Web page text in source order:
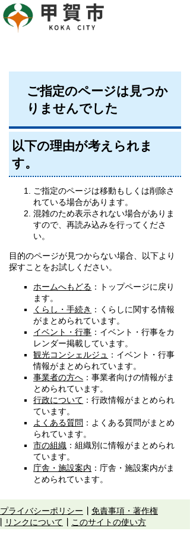
ご指定のページは見つか
りませんでした
以下の理由が考えられま
す。
ご指定のページは移動もしくは削除さ
れている場合があります。
混雑のため表示されない場合がありま
すので、再読み込みを行ってくださ
い。
目的のページが見つからない場合、以下より
探すことをお試しください。
ホームへもどる ：トップページに戻り
ます。
くらし・手続き ：くらしに関する情報
がまとめられています。
イベント・行事 ：イベント・行事をカ
レンダー掲載しています。
観光コンシェルジュ ：イベント・行事
情報がまとめられています。
事業者の方へ ：事業者向けの情報がま
とめられています。
行政について ：行政情報がまとめられ
ています。
よくある質問 ：よくある質問がまとめ
られています。
市の組織 ：組織別に情報がまとめられ
ています。
庁舎・施設案内 ：庁舎・施設案内がま
とめられています。
プライバシーポリシー
免責事項・著作権
リンクについて
このサイトの使い方